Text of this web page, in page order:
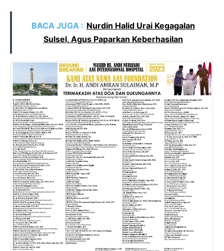
BACA JUGA : Nurdin Halid Urai Kegagalan
Sulsel, Agus Paparkan Keberhasilan